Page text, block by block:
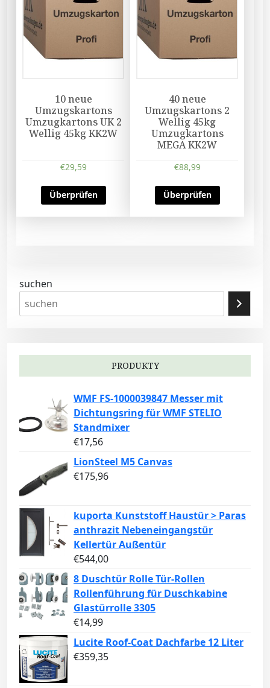
10 neue
Umzugskartons
Umzugkartons UK 2
Wellig 45kg KK2W
€29,59
Überprüfen
40 neue
Umzugskartons 2
Wellig 45kg
Umzugkartons
MEGA KK2W
€88,99
Überprüfen
suchen
PRODUKTY
WMF FS-1000039847 Messer mit
Dichtungsring für WMF STELIO
Standmixer
€17,56
LionSteel M5 Canvas
€175,96
kuporta Kunststoff Haustür > Paras
anthrazit Nebeneingangstür
Kellertür Außentür
€544,00
8 Duschtür Rolle Tür-Rollen
Rollenführung für Duschkabine
Glastürrolle 3305
€14,99
Lucite Roof-Coat Dachfarbe 12 Liter
€359,35